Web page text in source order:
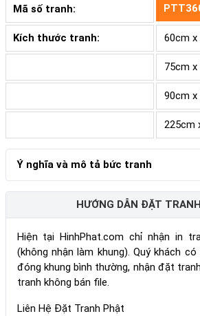
Mã số tranh:
Kích thước tranh: 60cm x
75cm x
90cm x
225cm
Ý nghĩa và mô tả bức tranh
HƯỚNG DẪN ĐẶT
Hiện tại HinhPhat.com chỉ nhận in
(không nhận làm khung). Quý khách
đóng khung bình thường, nhận đặt
tranh không bán file.
Liên Hệ Đặt Tranh Phật